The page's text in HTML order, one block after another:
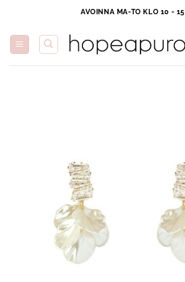
content
AVOINNA MA-TO KLO 10 - 15